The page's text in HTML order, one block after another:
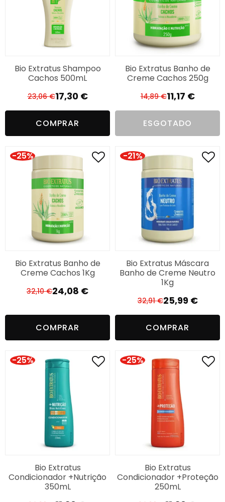
Bio Extratus Shampoo
Cachos 500mL
23,06€O
preço
original
era:
17,30 €
O
preço
atual
é:
COMPRAR
Bio Extratus Banho de
Creme Cachos 250g
14,89€O
preço
original
era:
11,17 €
O
preço
atual
é:
ESGOTADO
-25%
Bio Extratus Banho de
Creme Cachos 1Kg
32,10€ O
era:
24,08 €
O
é:
COMPRAR
-21%
Bio Extratus Máscara
Banho de Creme Neutro
1Kg
32,91€ O
preço
original
era:
25,99 €
O
preço
atual
é:
COMPRAR
-25%
Bio Extratus
Condicionador +Nutrição
350mL
-25%
Bio Extratus
Condicionador +Proteção
250mL